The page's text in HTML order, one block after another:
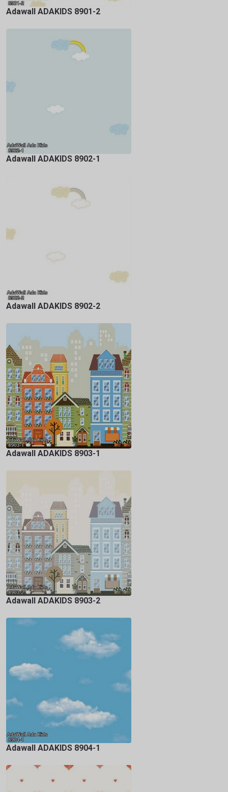
Adawall ADAKIDS 8901-2
Adawall ADAKIDS 8902-1
Adawall ADAKIDS 8902-2
Adawall ADAKIDS 8903-1
Adawall ADAKIDS 8903-2
Adawall ADAKIDS 8904-1